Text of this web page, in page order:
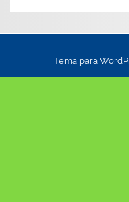
Tema para